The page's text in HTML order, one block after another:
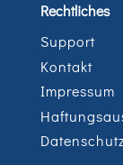
Rechtliches
Support
Kontakt
Impressum